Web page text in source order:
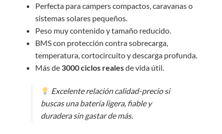
Perfecta para campers compactos, caravanas o
sistemas solares pequeños.
Peso muy contenido y tamaño reducido.
BMS con protección contra sobrecarga,
temperatura, cortocircuito y descarga profunda.
Más de 3000 ciclos realesde vida útil.
Excelente relación calidad-precio si
buscas una batería ligera, fiable y
duradera sin gastar de más.